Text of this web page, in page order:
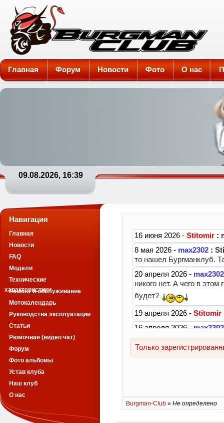
Burgman-Club
Главная Форум Новости Фото О нас
09.08.2026, 16:39
Burgman-Club » Не определено
Навигация
Главная
Новости
FAQ
Модели
Технические
характеристики
Ремонт и обслуживание
Мотокалендарь
Руководства эксплуатации
Статьи
Рюмочная (видео чат)
Форум
Фото альбомы
Устав клуба
Наш клуб
О нас